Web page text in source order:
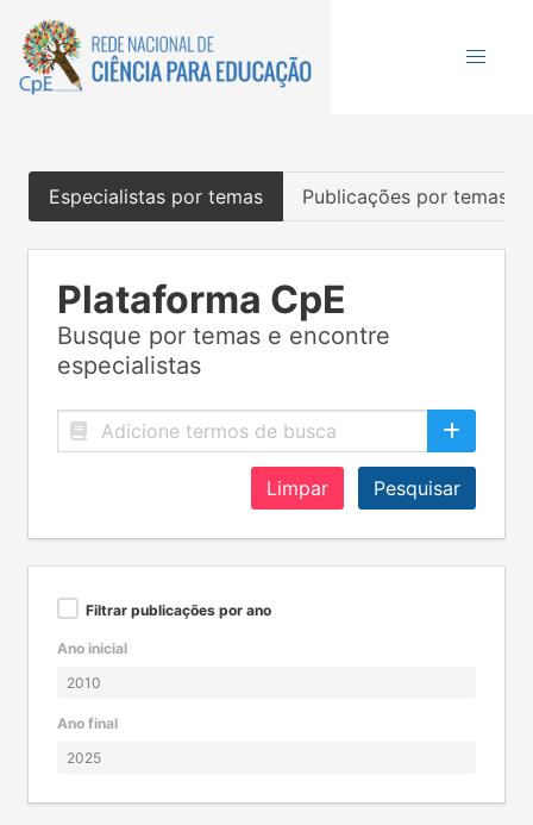
Especialistas por temas Publicações por temas
Plataforma CpE
Busque por temas e encontre
especialistas
Limpar Pesquisar
Filtrar publicações por ano
Ano inicial
Ano final